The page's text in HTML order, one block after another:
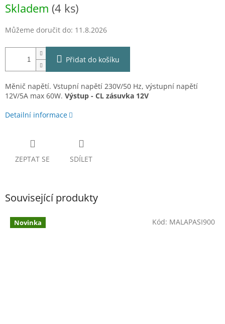
cena:
Skladem (4 ks)
Můžeme doručit do: 11.8.2026
Přidat do košíku
Měnič napětí. Vstupní napětí 230V/50 Hz, výstupní napětí
12V/5A max 60W. Výstup - CL zásuvka 12V
Detailní informace
ZEPTAT SE SDÍLET
Související produkty
Novinka Kód: MALAPASI900